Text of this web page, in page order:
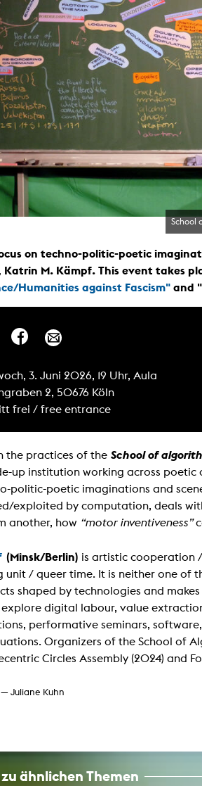
School
on techno-politic-poetic
Katrin M. Kämpf. This event takes
Humanities against Fascism" and "
3. Juni 2026, 19 Uhr, Aula
2, 50676 Köln
frei / free entrance
the practices of the School of
up institution working across
politic-poetic imaginations and
exploited by computation, deals
another, how “motor inventiveness”
(Minsk/Berlin) is artistic cooperation
unit / queer time. It is neither one of
shaped by technologies and
digital labour, value
performative seminars,
Organizers of the School of
Circles Assembly (2024) and
Juliane Kuhn
ähnlichen Themen
Malerei / Skulptur
Multispecies Storytelling
Netze
Videokunst / Performance
Kunst / Globaler Süden
und Medienwissenschaften
mit erweitertem Materialbegriff
Studies in Künsten und Wissenschaft
Transversale Ästhetik
Labore / Studios
Aula
Case – Projektraum Fotgrafie
Computer Seminarraum
3-D-Labor
exMedia Lab
Filmstudios
Elektroniklabor
Multispecies Studio
Kameratechnik
Schnittplätze
Digitale Bibliothek
Filme
Sounds
Semesterapparate
edition KHM
KHM Journal
LECTURE Reihe
off topic
Empfehlungen
Neuerwerbungen
Publikationen Lehrende
Top 10 Ausleihe
Rara